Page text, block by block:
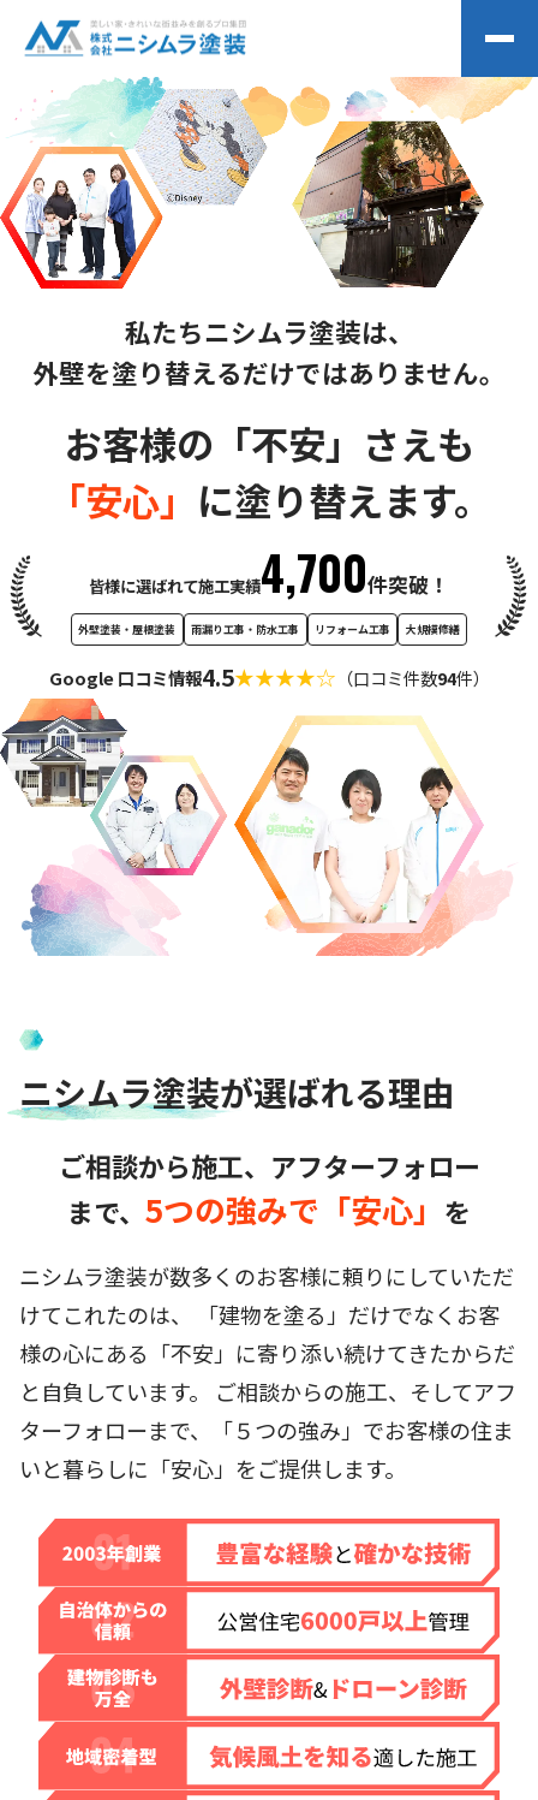
私たちニシムラ塗装は、
外壁を塗り替えるだけではありません。
お客様の「不安」さえも
「安心」 に塗り替えます。
皆様に選ばれて施工実績4,700件突破！
外壁塗装・屋根塗装 雨漏り工事・防水工事 リフォーム工事 大規模修繕
Google 口コミ情報4.5★★★★☆ （口コミ件数94件）
ニシムラ塗装が選ばれる理由
ご相談から施工、アフターフォロー
まで、 5つの強みで「安心」 を
ニシムラ塗装が数多くのお客様に頼りにしていただ
けてこれたのは、
「建物を塗る」だけでなくお客
様の心にある「不安」に寄り添い続けてきたからだ
と自負しています。
ご相談からの施工、そしてアフ
ターフォローまで、「５つの強み」でお客様の住ま
いと暮らしに「安心」をご提供します。